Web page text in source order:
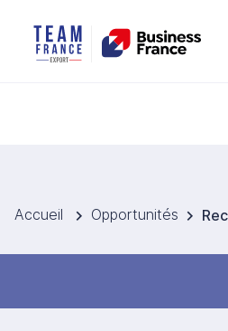
Accueil Opportunités